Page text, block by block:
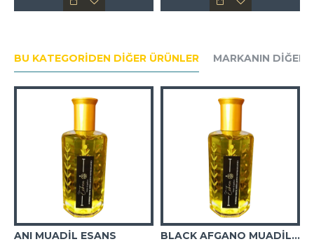
BU KATEGORIDEN DIĞER ÜRÜNLER MARKANIN DIĞER
ANI MUADİL ESANS BLACK AFGANO MUADİL ESANS